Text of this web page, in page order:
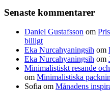
Senaste kommentarer
Daniel Gustafsson om
billigt
Eka Nurcahyaningsih om
Eka Nurcahyaningsih om
Minimalistiskt resande
om Minimalistiska
Sofia om Månadens